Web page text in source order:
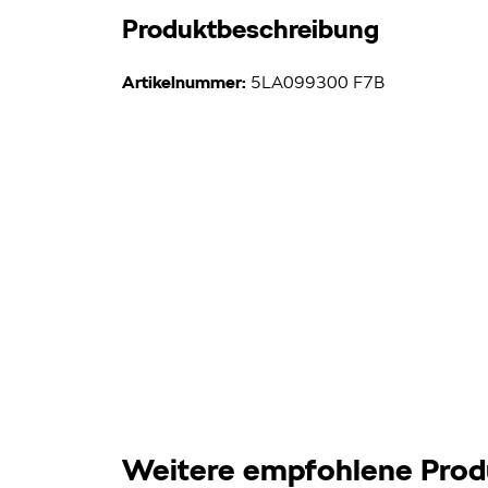
Produktbeschreibung
Artikelnummer: 5LA099300 F7B
Weitere empfohlene